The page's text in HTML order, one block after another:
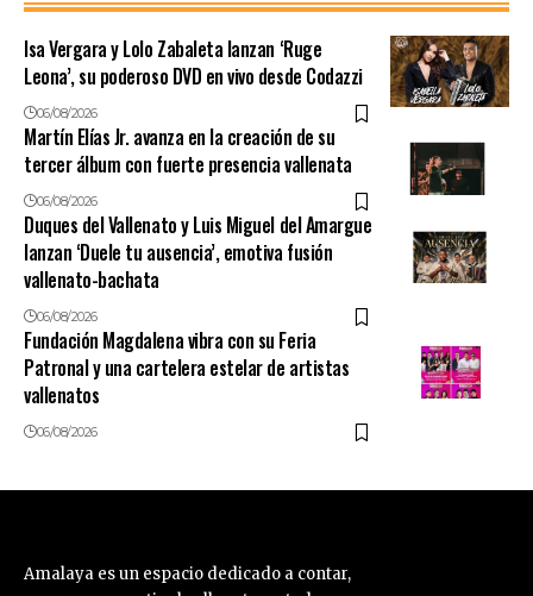
Isa Vergara y Lolo Zabaleta lanzan ‘Ruge
Leona’, su poderoso DVD en vivo desde Codazzi
06/08/2026
Martín Elías Jr. avanza en la creación de su
tercer álbum con fuerte presencia vallenata
06/08/2026
Duques del Vallenato y Luis Miguel del Amargue
lanzan ‘Duele tu ausencia’, emotiva fusión
vallenato-bachata
06/08/2026
Fundación Magdalena vibra con su Feria
Patronal y una cartelera estelar de artistas
vallenatos
06/08/2026
Amalaya es un espacio dedicado a contar,